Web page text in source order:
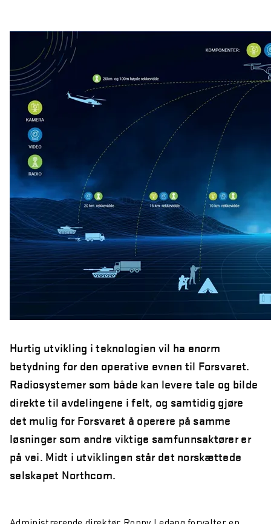
Northcom skal levere kommersielle radio- og 5G-
systemer til Forsvaret
Sepura SCL3 – håndterminal for virksomhetskritisk
kommunikasjon
Northcom News #7
INVISIO Link™ – trådløs intercom for maksimal mobilitet
og sikker kommunikasjon
Hedmarken brannvesen satser på moderne kommunikasjon
og bedre hørselvern
Hurtig utvikling i teknologien vil ha enorm
betydning for den operative evnen til Forsvaret.
Radiosystemer som både kan levere tale og bilde
direkte til avdelingene i felt, og samtidig gjøre
det mulig for Forsvaret å operere på samme
løsninger som andre viktige samfunnsaktører er
på vei. Midt i utviklingen står det norskættede
selskapet Northcom.